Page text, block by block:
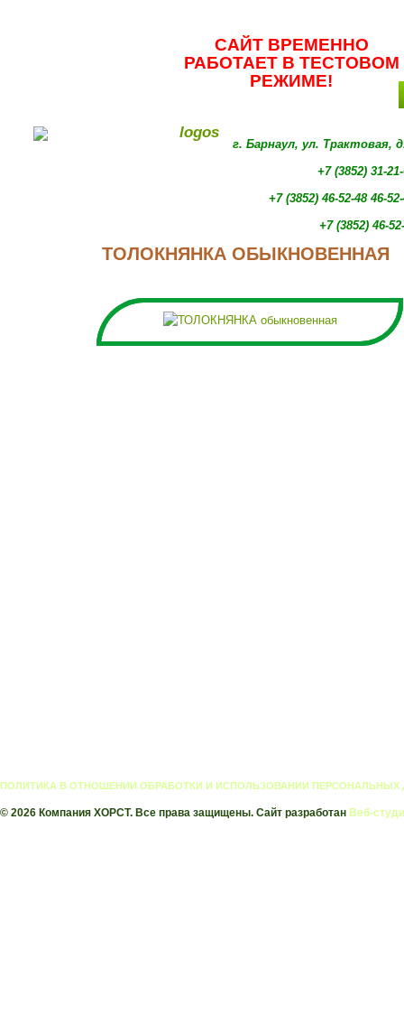
САЙТ ВРЕМЕННО
РАБОТАЕТ В ТЕСТОВОМ
РЕЖИМЕ!
ТОЛОКНЯНКА ОБЫКНОВЕННАЯ
г. Барнаул, ул. Трактовая,
+7 (3852) 31-
+7 (3852) 46-52-48 46-
+7 (3852) 46-
ПОЛИТИКА В ОТНОШЕНИИ ОБРАБОТКИ И ИСПОЛЬЗОВАНИИ ПЕРСОНАЛЬНЫХ
© 2026 Компания ХОРСТ. Все права защищены. Сайт разработан Веб-